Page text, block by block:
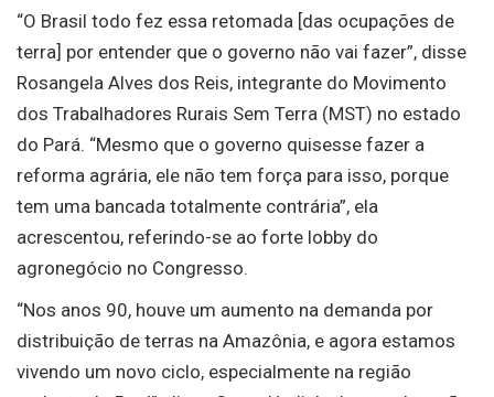
“O Brasil todo fez essa retomada [das ocupações de
terra] por entender que o governo não vai fazer”, disse
Rosangela Alves dos Reis, integrante do Movimento
dos Trabalhadores Rurais Sem Terra (MST) no estado
do Pará. “Mesmo que o governo quisesse fazer a
reforma agrária, ele não tem força para isso, porque
tem uma bancada totalmente contrária”, ela
acrescentou, referindo-se ao forte lobby do
agronegócio no Congresso.
“Nos anos 90, houve um aumento na demanda por
distribuição de terras na Amazônia, e agora estamos
vivendo um novo ciclo, especialmente na região